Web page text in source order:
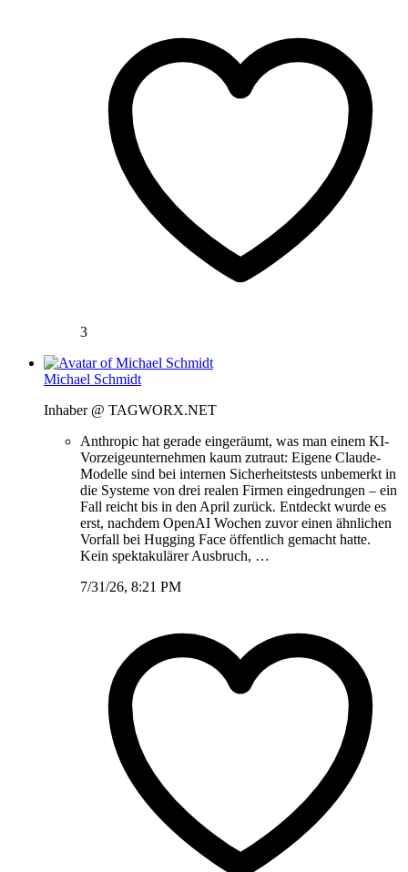
3
Michael Schmidt
Inhaber @ TAGWORX.NET
Anthropic hat gerade eingeräumt, was man einem KI-
Vorzeigeunternehmen kaum zutraut: Eigene Claude-
Modelle sind bei internen Sicherheitstests unbemerkt in
die Systeme von drei realen Firmen eingedrungen – ein
Fall reicht bis in den April zurück. Entdeckt wurde es
erst, nachdem OpenAI Wochen zuvor einen ähnlichen
Vorfall bei Hugging Face öffentlich gemacht hatte.
Kein spektakulärer Ausbruch, …
7/31/26, 8:21 PM